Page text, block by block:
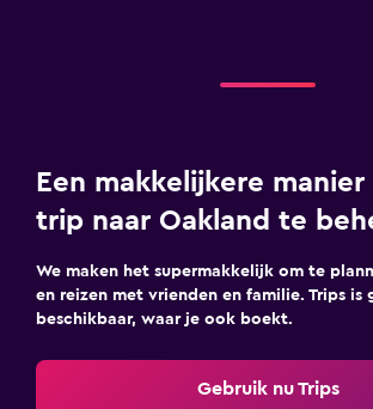
Een makkelijkere manier
trip naar Oakland te
We maken het supermakkelijk om te
en reizen met vrienden en familie. Trips is
beschikbaar, waar je ook boekt.
Gebruik nu Trips